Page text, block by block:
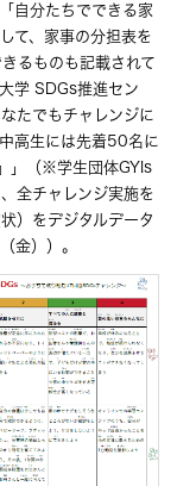
自分たちでできる家
て、家事の分担表を
るものも記載されて
学 SDGs推進セン
たでもチャレンジに
高生には先着50名に
」（※学生団体GYIs
全チャレンジ実施を
）をデジタルデータ
金））。